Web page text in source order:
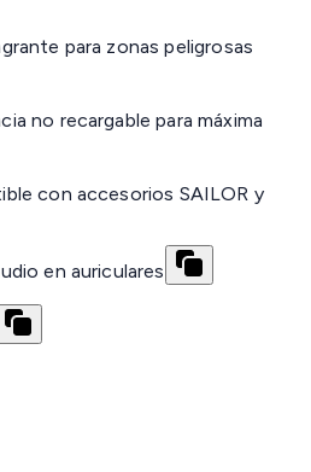
para zonas peligrosas
no recargable para máxima
con accesorios SAILOR y
en auriculares